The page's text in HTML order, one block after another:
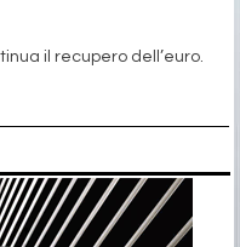
il recupero dell’euro.